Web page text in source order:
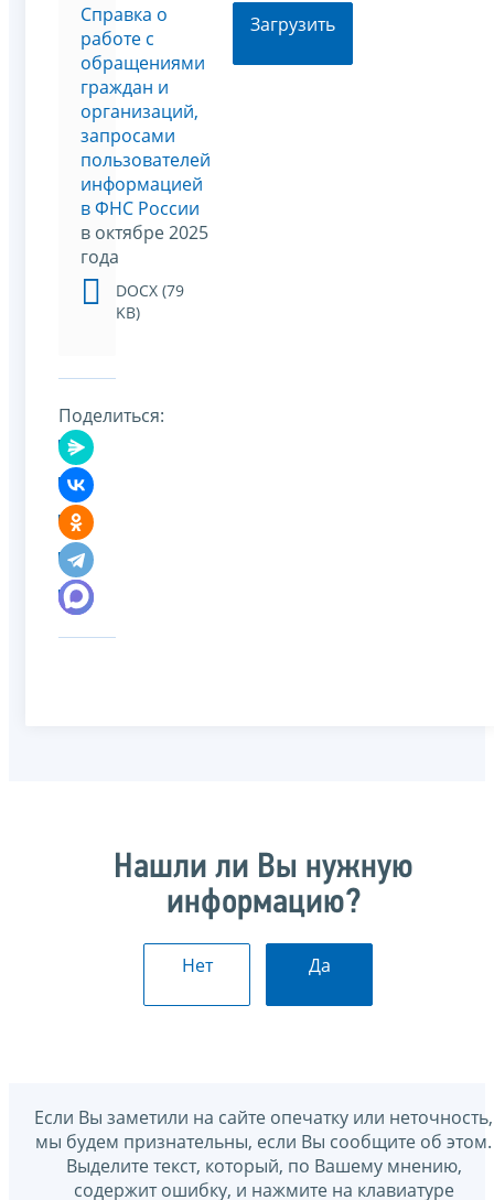
Справка о
работе с
обращениями
граждан и
организаций,
запросами
пользователей
информацией
в ФНС России
в октябре 2025
года
DOCX (79
KB)
Загрузить
Поделиться:
Нашли ли Вы нужную
информацию?
Нет Да
Если Вы заметили на сайте опечатку или неточность,
мы будем признательны, если Вы сообщите об этом.
Выделите текст, который, по Вашему мнению,
содержит ошибку, и нажмите на клавиатуре